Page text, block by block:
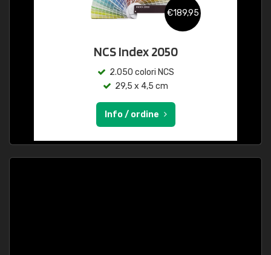
€189,95
NCS Index 2050
2.050 colori NCS
29,5 x 4,5 cm
Info / ordine